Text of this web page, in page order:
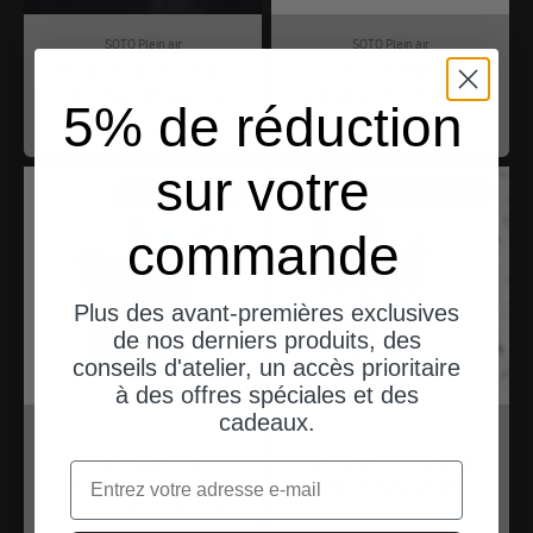
SOTO Plein air
Angebot
$273.00
SOTO Plein air
Ultraleicht 8-teilig
Angebot
$95.00
expéditions depuis l'Allemagne
Einsteiger-Set
Kocher inkl. E-
Anzünder + Topf
expéditions depuis l'Allemagne
kompakter Kocher
inkl. E-Anzünder
Angebot
$56.00
5% de réduction
sur votre
commande
Plus des avant-premières exclusives
de nos derniers produits, des
conseils d'atelier, un accès prioritaire
à des offres spéciales et des
cadeaux.
Email